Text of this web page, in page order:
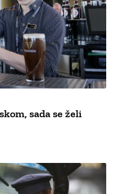
sada se želi